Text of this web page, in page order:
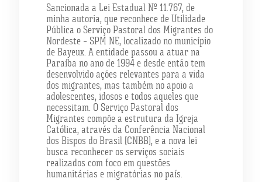
Sancionada a Lei Estadual Nº 11.767, de
minha autoria, que reconhece de Utilidade
Pública o Serviço Pastoral dos Migrantes do
Nordeste – SPM NE, localizado no município
de Bayeux. A entidade passou a atuar na
Paraíba no ano de 1994 e desde então tem
desenvolvido ações relevantes para a vida
dos migrantes, mas também no apoio a
adolescentes, idosos e todos aqueles que
necessitam. O Serviço Pastoral dos
Migrantes compõe a estrutura da Igreja
Católica, através da Conferência Nacional
dos Bispos do Brasil (CNBB), e a nova lei
busca reconhecer os serviços sociais
realizados com foco em questões
humanitárias e migratórias no país.